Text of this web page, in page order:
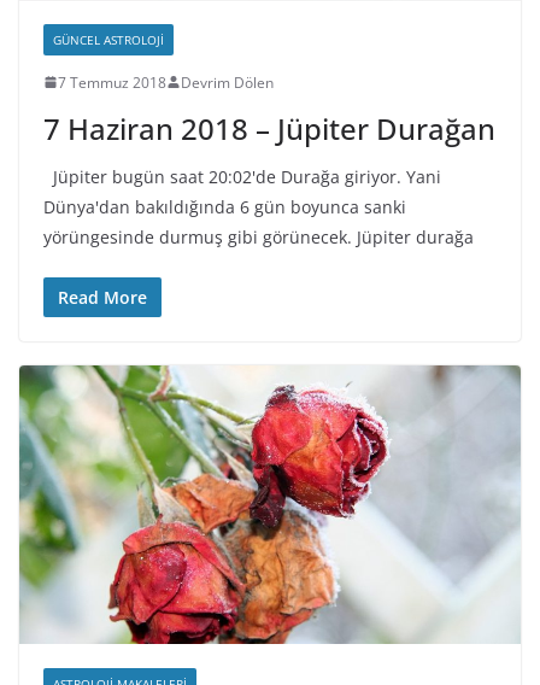
GÜNCEL ASTROLOJI
7 Temmuz 2018 Devrim Dölen
7 Haziran 2018 – Jüpiter Durağan
Jüpiter bugün saat 20:02'de Durağa giriyor. Yani
Dünya'dan bakıldığında 6 gün boyunca sanki
yörüngesinde durmuş gibi görünecek. Jüpiter durağa
Read More